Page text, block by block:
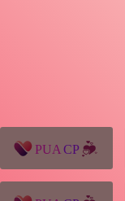
猪八戒源码